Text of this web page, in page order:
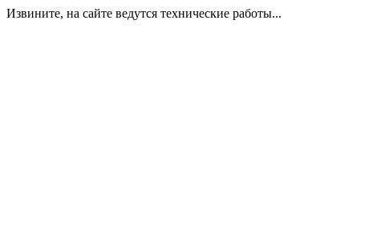
Извините, на сайте ведутся технические работы...